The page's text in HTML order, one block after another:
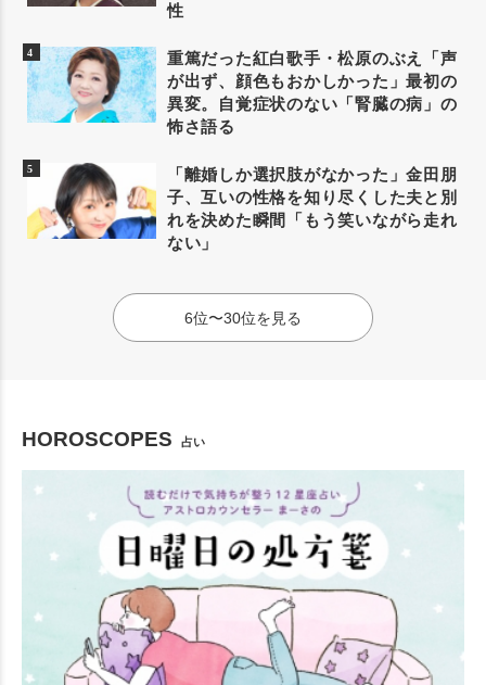
性
重篤だった紅白歌手・松原のぶえ「声
が出ず、顔色もおかしかった」最初の
異変。自覚症状のない「腎臓の病」の
怖さ語る
「離婚しか選択肢がなかった」金田朋
子、互いの性格を知り尽くした夫と別
れを決めた瞬間「もう笑いながら走れ
ない」
6位〜30位を見る
HOROSCOPES 占い